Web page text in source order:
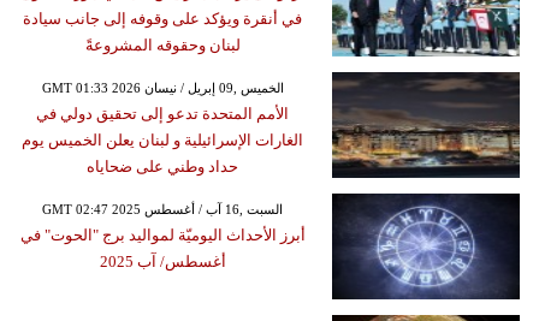
في أنقرة ويؤكد على وقوفه إلى جانب سيادة
لبنان وحقوقه المشروعةً
GMT 01:33 2026 الخميس ,09 إبريل / نيسان
الأمم المتحدة تدعو إلى تحقيق دولي في
الغارات الإسرائيلية و لبنان يعلن الخميس يوم
حداد وطني على ضحاياه
GMT 02:47 2025 السبت ,16 آب / أغسطس
أبرز الأحداث اليوميّة لمواليد برج "الحوت" في
أغسطس/ آب 2025